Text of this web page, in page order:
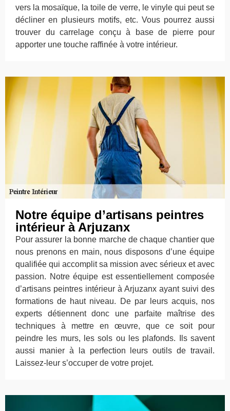
vers la mosaïque, la toile de verre, le vinyle qui peut se
décliner en plusieurs motifs, etc. Vous pourrez aussi
trouver du carrelage conçu à base de pierre pour
apporter une touche raffinée à votre intérieur.
Notre équipe d’artisans peintres
intérieur à Arjuzanx
Pour assurer la bonne marche de chaque chantier que
nous prenons en main, nous disposons d’une équipe
qualifiée qui accomplit sa mission avec sérieux et avec
passion. Notre équipe est essentiellement composée
d’artisans peintres intérieur à Arjuzanx ayant suivi des
formations de haut niveau. De par leurs acquis, nos
experts détiennent donc une parfaite maîtrise des
techniques à mettre en œuvre, que ce soit pour
peindre les murs, les sols ou les plafonds. Ils savent
aussi manier à la perfection leurs outils de travail.
Laissez-leur s’occuper de votre projet.